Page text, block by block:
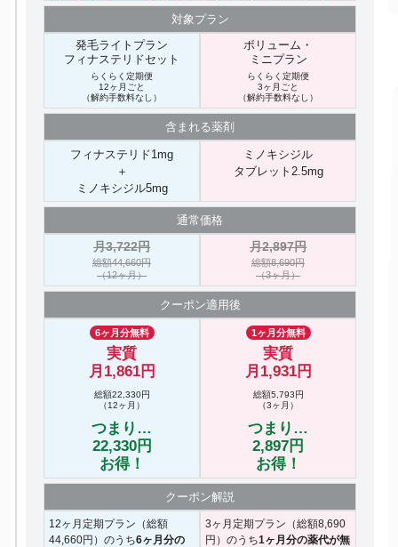
対象プラン
発毛ライトプラン
フィナステリドセット
らくらく定期便
12ヶ月ごと
（解約手数料なし）
ボリューム・
ミニプラン
らくらく定期便
3ヶ月ごと
（解約手数料なし）
含まれる薬剤
フィナステリド1mg
＋
ミノキシジル5mg
ミノキシジル
タブレット2.5mg
通常価格
月3,722円
総額44,660円
（12ヶ月）
月2,897円
総額8,690円
（3ヶ月）
クーポン適用後
6ヶ月分無料
実質
月1,861円
総額22,330円
（12ヶ月）
つまり…
22,330円
お得！
1ヶ月分無料
実質
月1,931円
総額5,793円
（3ヶ月）
つまり…
2,897円
お得！
クーポン解説
12ヶ月定期プラン（総額
44,660円）のうち6ヶ月分の
3ヶ月定期プラン（総額8,690
円）のうち1ヶ月分の薬代が無